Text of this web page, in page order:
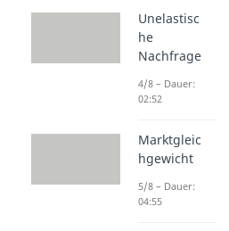
einfach
Unelastisc
he
Nachfrage
4/8 – Dauer:
02:52
Marktgleic
hgewicht
5/8 – Dauer:
04:55